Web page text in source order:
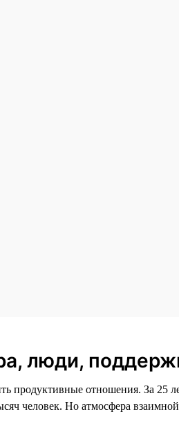
люди,
продуктивные отношения. За 25
человек. Но атмосфера взаимной